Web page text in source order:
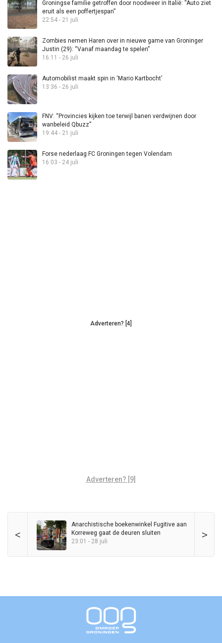
Groningse familie getroffen door noodweer in Italië: “Auto ziet
eruit als een poffertjespan”
22:54 - 21 juli
Zombies nemen Haren over in nieuwe game van Groninger
Justin (29): “Vanaf maandag te spelen”
16:11 - 26 juli
Automobilist maakt spin in ‘Mario Kartbocht’
13:36 - 26 juli
FNV: “Provincies kijken toe terwijl banen verdwijnen door
wanbeleid Qbuzz”
19:44 - 21 juli
Forse nederlaag FC Groningen tegen Volendam
16:03 - 24 juli
Adverteren? [4]
Adverteren? [9]
< >
Anarchistische boekenwinkel Fugitive aan
Korreweg gaat de deuren sluiten
23:01 - 28 juli